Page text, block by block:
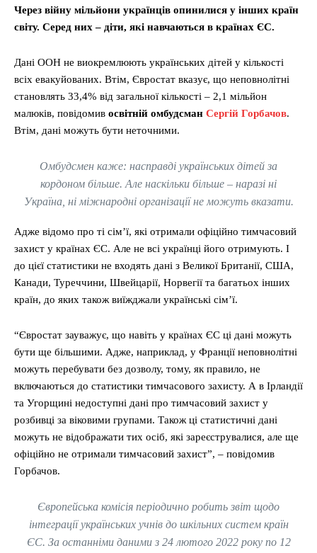
Через війну мільйони українців опинилися у інших країн
світу. Серед них – діти, які навчаються в країнах ЄС.
Дані ООН не виокремлюють українських дітей у кількості
всіх евакуйованих. Втім, Євростат вказує, що неповнолітні
становлять 33,4% від загальної кількості – 2,1 мільйон
малюків, повідомив освітній омбудсман Сергій Горбачов.
Втім, дані можуть бути неточними.
Омбудсмен каже: насправді українських дітей за
кордоном більше. Але наскільки більше – наразі ні
Україна, ні міжнародні організації не можуть вказати.
Адже відомо про ті сім’ї, які отримали офіційно тимчасовий
захист у країнах ЄС. Але не всі українці його отримують. І
до цієї статистики не входять дані з Великої Британії, США,
Канади, Туреччини, Швейцарії, Норвегії та багатьох інших
країн, до яких також виїжджали українські сім’ї.
“Євростат зауважує, що навіть у країнах ЄС ці дані можуть
бути ще більшими. Адже, наприклад, у Франції неповнолітні
можуть перебувати без дозволу, тому, як правило, не
включаються до статистики тимчасового захисту. А в Ірландії
та Угорщині недоступні дані про тимчасовий захист у
розбивці за віковими групами. Також ці статистичні дані
можуть не відображати тих осіб, які зареєструвалися, але ще
офіційно не отримали тимчасовий захист”, – повідомив
Горбачов.
Європейська комісія періодично робить звіт щодо
інтеграції українських учнів до шкільних систем країн
ЄС. За останніми даними з 24 лютого 2022 року по 12